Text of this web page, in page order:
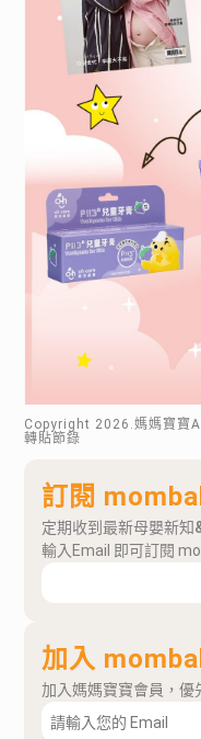
Copyright 2026 .媽媽寶寶
轉貼節錄
訂閱
定期收到最新母嬰新知
輸入Email 即可訂閱
加入
加入媽媽寶寶會員，優